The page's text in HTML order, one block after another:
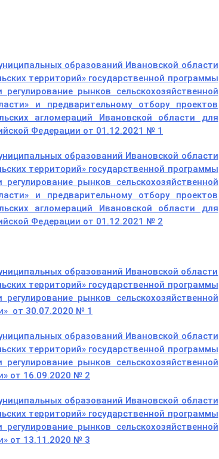
образований Ивановской области
территорий» государственной программы
рынков сельскохозяйственной
и предварительному отбору проектов
агломераций Ивановской области для
Федерации от 01.12.2021 № 1
образований Ивановской области
территорий» государственной программы
рынков сельскохозяйственной
и предварительному отбору проектов
агломераций Ивановской области для
Федерации от 01.12.2021 № 2
образований Ивановской области
территорий» государственной программы
рынков сельскохозяйственной
от 30.07.2020 № 1
образований Ивановской области
территорий» государственной программы
рынков сельскохозяйственной
от 16.09.2020 № 2
образований Ивановской области
территорий» государственной программы
рынков сельскохозяйственной
от 13.11.2020 № 3